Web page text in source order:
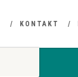
KONTAKT